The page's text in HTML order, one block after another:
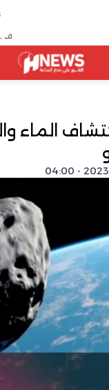
الماء
في